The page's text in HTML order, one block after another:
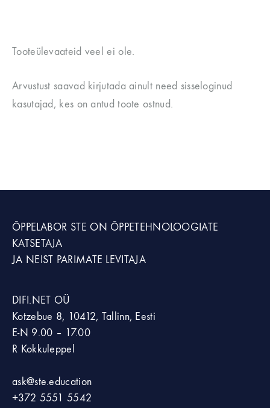
Tooteülevaateid veel ei ole.
Arvustust saavad kirjutada ainult need sisseloginud
kasutajad, kes on antud toote ostnud.
ÕPPELABOR STE ON ÕPPETEHNOLOOGIATE
KATSETAJA
JA NEIST PARIMATE LEVITAJA
DIFI.NET OÜ
Kotzebue 8, 10412, Tallinn, Eesti
E-N 9.00 – 17.00
R Kokkuleppel
ask@ste.education
+372 5551 5542